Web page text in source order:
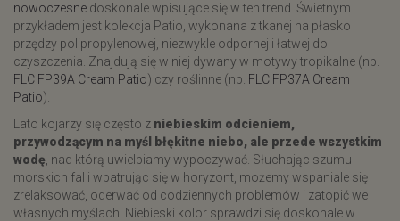
nowoczesne doskonale wpisujące się w ten trend. Świetnym
przykładem jest kolekcja Patio, wykonana z tkanej na płasko
przędzy polipropylenowej, niezwykle odpornej i łatwej do
czyszczenia. Znajdują się w niej dywany w motywy tropikalne (np.
FLC FP39A Cream Patio) czy roślinne (np. FLC FP37A Cream
Patio).
Lato kojarzy się często z niebieskim odcieniem,
przywodzącym na myśl błękitne niebo, ale przede wszystkim
wodę , nad którą uwielbiamy wypoczywać. Słuchając szumu
morskich fal i wpatrując się w horyzont, możemy wspaniale się
zrelaksować, oderwać od codziennych problemów i zatopić we
własnych myślach. Niebieski kolor sprawdzi się doskonale w